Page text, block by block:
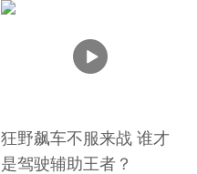
狂野飙车不服来战 谁才
是驾驶辅助王者？